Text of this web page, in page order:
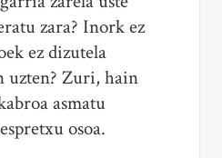
zara? Inork ez
ez dizutela
uzten? Zuri, hain
asmatu
osoa.